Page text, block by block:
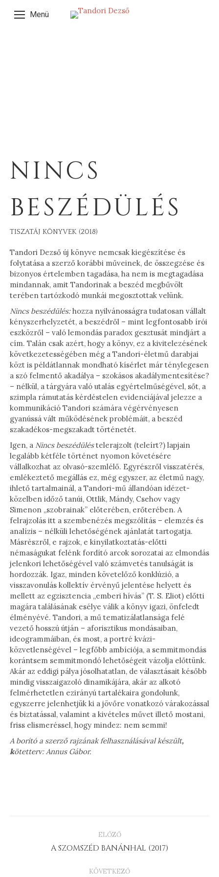
Menü
NINCS
BESZÉDÜLÉS
TISZATÁJ KÖNYVEK (2018)
Tandori Dezső új könyve nemcsak kiegészítése és
folytatása a szerző korábbi műveinek, de összegzése és
bizonyos értelemben tagadása, ha nem is megtagadása
mindannak, amit Tandorinak a beszéd megbűvölt
terében tartózkodó munkái megosztottak velünk.
Nincs beszédülés:hozza nyilvánosságra tudatosan vállalt
kényszerhelyzetét, a beszédről – mint legfontosabb írói
eszközről – való lemondás paradox gesztusát mindjárt a
cím. Talán csak azért, hogy a könyv, ez a kivitelezésének
következetességében még a Tandori-életmű darabjai
közt is példátlannak mondható kísérlet már ténylegesen
a szó felmentő akadálya – szokásos akadálymentesítése?
– nélkül, a tárgyára való utalás egyértelműségével, sőt, a
szimpla rámutatás kérdéstelen evidenciájával jelezze a
kommunikáció Tandori számára végérvényesen
gyanússá vált működésének problémáit, a beszéd
szakadékos-megszakadt történetét.
Igen, a Nincs beszédüléstelerajzolt (teleírt?) lapjain
legalább kétféle történet nyomon követésére
vállalkozhat az olvasó-szemlélő. Egyrészről visszatérés,
emlékeztető megállás ez, még egyszer, az életmű nagy,
ihlető tartalmainál, a Tandori-mű állandóan idézet-
közelben időző tanúi, Ottlik, Mándy, Csehov vagy
Simenon „szobrainak” előterében, erőterében. A
felrajzolás itt a szembenézés megszólítás – elemzés és
analízis – nélküli lehetőségének ajánlatát tartogatja.
Másrészről, e rajzok, e kinyilatkoztatás-előtti
némaságukat felénk fordító arcok sorozatai az elmondás
jelenkori lehetőségével való számvetés tanulságát is
hordozzák. Igaz, minden követelőző konklúzió, a
visszavonulás kollektív érvényű jelentése helyett és
mellett az egzisztencia „emberi hívás” (T. S. Eliot) előtti
magára találásának esélye válik a könyv igazi, önfeledt
élményévé. Tandori, a mű tematizálatlansága felé
vezető hosszú útján – aforisztikus mondásaiban,
ideogrammáiban, és most, a portré kvázi-
közvetlenségével – legfőbb ambíciója, a semmitmondás
korántsem semmitmondó lehetőségeit vázolja előttünk.
Akár az eddigi pálya jósolhatatlan, de választásait később
mindig visszaigazoló dinamikájára, akár az alkotó
felmérhetetlen ezirányú tartalékaira gondolunk,
egyszerre jelenhetjük ki a jövőre vonatkozó várakozással
és biztatással, valamint a kivételes művet illető mostani,
friss elismeréssel, hogy mindez: nem semmi!
A borító a szerző rajzának felhasználásával készült,
kötetterv: Annus Gábor.
PROJECT
NAVIGATION
ELŐZŐ
Previous
A SZOMSZÉD BANÁNHAL (2017)
KÖVETKEZŐ